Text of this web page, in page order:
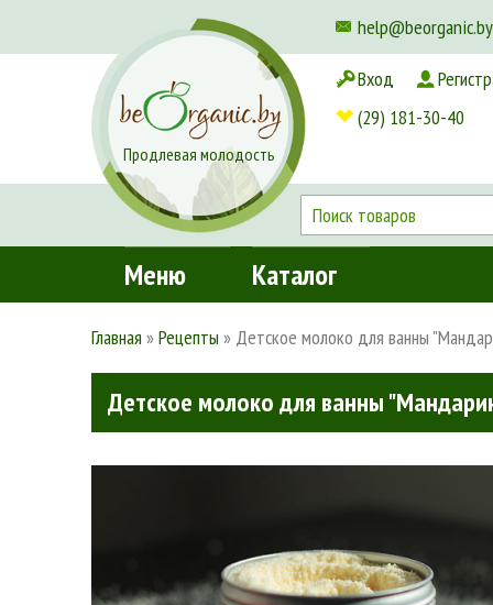
help@beorganic.by
Доставка и оплата
Продлевая молодость
Вход
(29) 181-30-40
Меню Каталог
Главная »Рецепты » Детское молоко для ванны
Детское молоко для ванны